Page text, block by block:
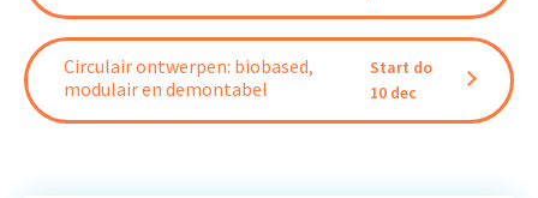
Circulair ontwerpen: biobased,
modulair en demontabel
Start do
10 dec